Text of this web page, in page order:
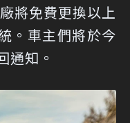
將免費更換以上
。車主們將於今
通知。